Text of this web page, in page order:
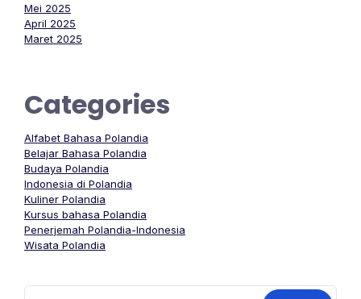
Mei 2025
April 2025
Maret 2025
Categories
Alfabet Bahasa Polandia
Belajar Bahasa Polandia
Budaya Polandia
Indonesia di Polandia
Kuliner Polandia
Kursus bahasa Polandia
Penerjemah Polandia-Indonesia
Wisata Polandia
Cari